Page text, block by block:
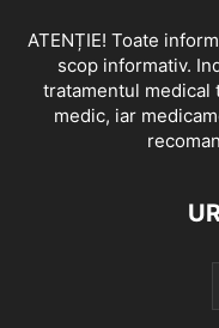
ATENȚIE! Toate
scop informativ.
tratamentul medical
medic, iar